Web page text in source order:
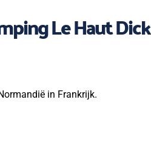
Le Haut Dick
in Frankrijk.